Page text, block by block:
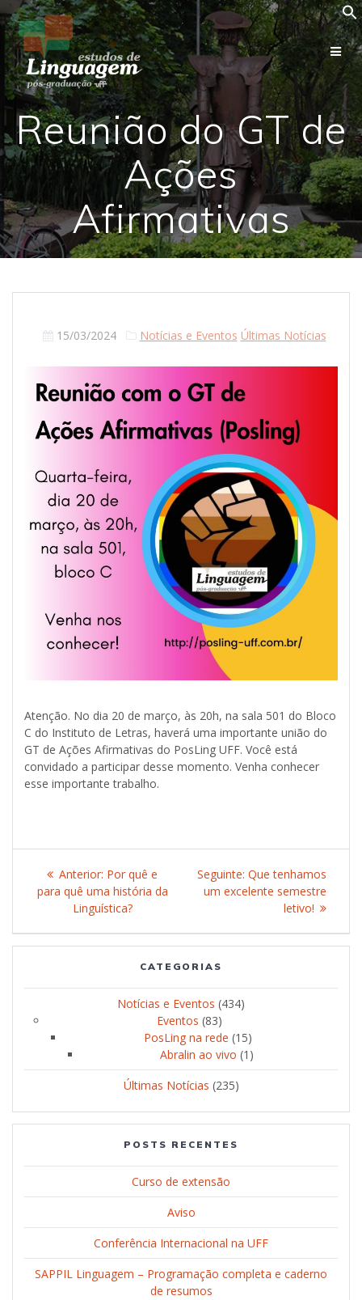
Skip
to
content
Reunião do GT de
Ações
Afirmativas
15/03/2024 Notícias e Eventos Últimas Notícias
Atenção. No dia 20 de março, às 20h, na sala 501 do Bloco
C do Instituto de Letras, haverá uma importante união do
GT de Ações Afirmativas do PosLing UFF. Você está
convidado a participar desse momento. Venha conhecer
esse importante trabalho.
Navegação
de
Post
Anterior: Post
anterior:
Por quê e
para quê uma história da
Linguística?
Seguinte: Post
seguinte:
Que tenhamos
um excelente semestre
letivo!
CATEGORIAS
Notícias e Eventos (434)
Eventos (83)
PosLing na rede (15)
Abralin ao vivo (1)
Últimas Notícias (235)
POSTS RECENTES
Curso de extensão
Aviso
Conferência Internacional na UFF
SAPPIL Linguagem – Programação completa e caderno
de resumos